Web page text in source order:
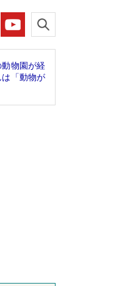
動物園が経
「動物が